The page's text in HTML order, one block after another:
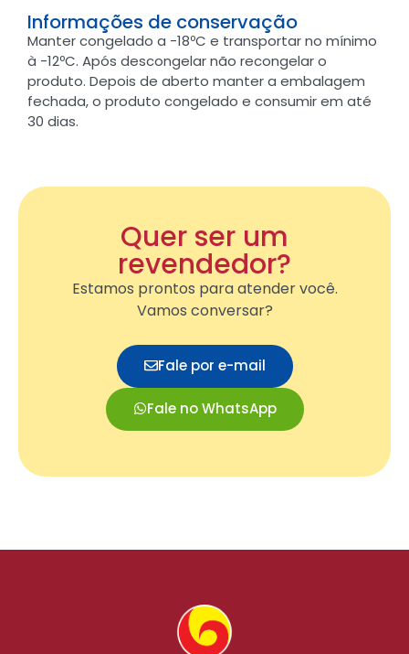
Informações de conservação
Manter congelado a -18ºC e transportar no mínimo
à -12ºC. Após descongelar não recongelar o
produto. Depois de aberto manter a embalagem
fechada, o produto congelado e consumir em até
30 dias.
Quer ser um
revendedor?
Estamos prontos para atender você.
Vamos conversar?
Fale por e-mail
Fale no WhatsApp